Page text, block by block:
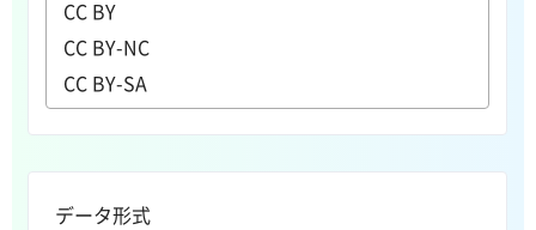
データ形式